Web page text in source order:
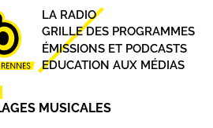
MUSICALES
Principal
LA RADIO
GRILLE DES PROGRAMMES
ÉMISSIONS ET PODCASTS
EDUCATION AUX MÉDIAS